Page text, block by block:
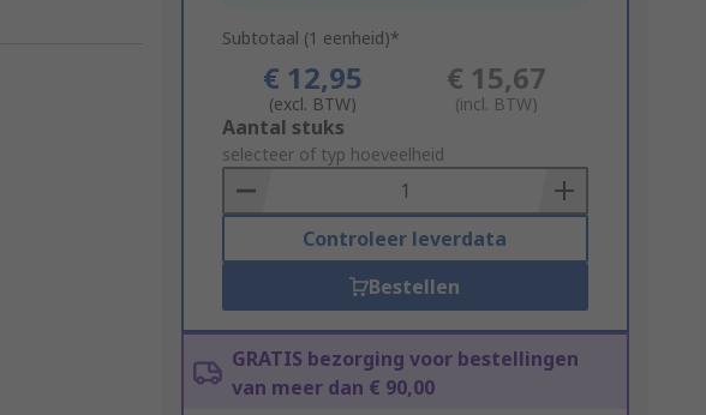
Subtotaal (1 eenheid)*
€ 12,95
(excl. BTW)
€ 15,67
(incl. BTW)
Add
to
Basket
Aantal stuks
selecteer of typ hoeveelheid
Controleer leverdata
Bestellen
GRATIS bezorging voor bestellingen
van meer dan € 90,00